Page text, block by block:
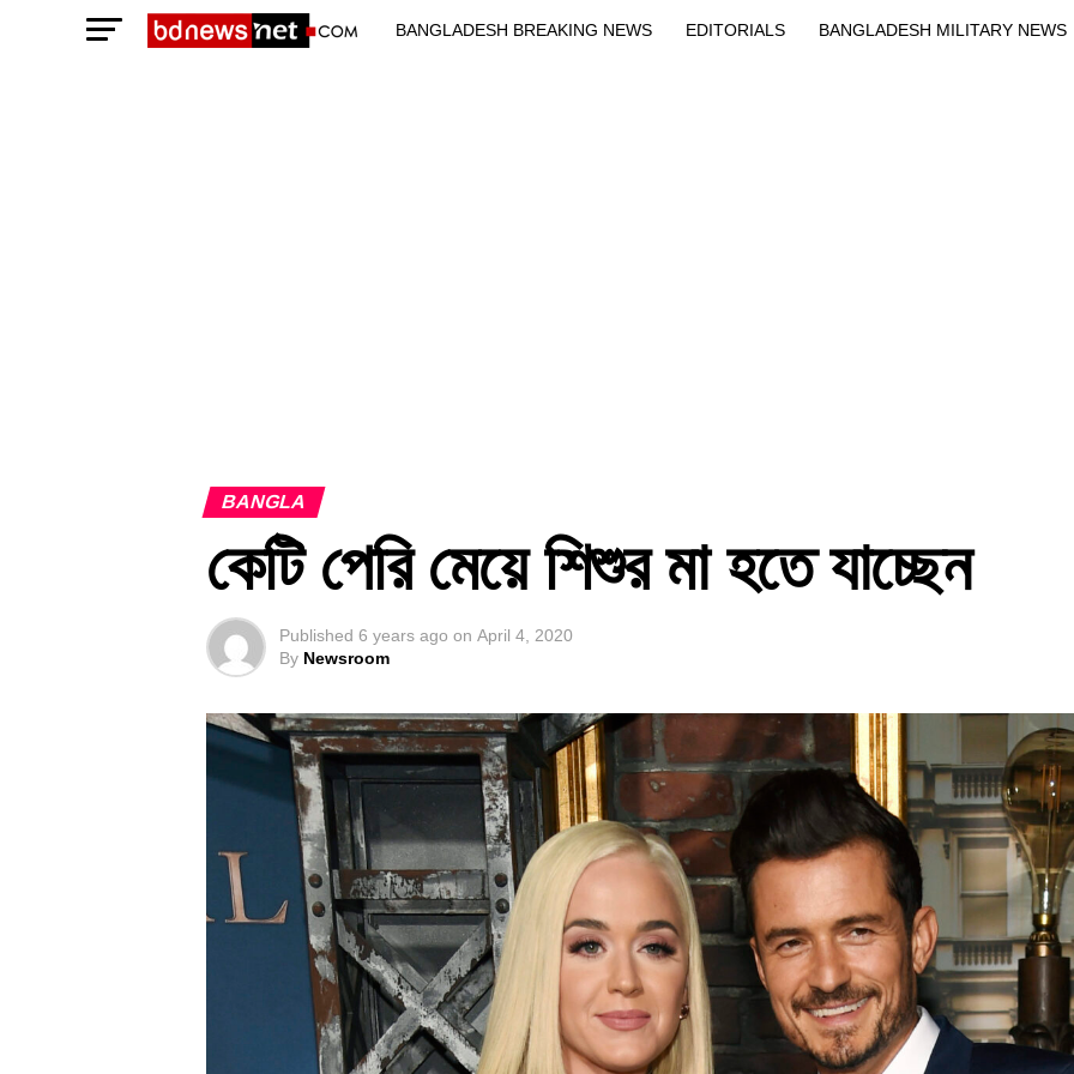
BANGLADESH BREAKING NEWS EDITORIALS BANGLADESH MILITARY NEWS
BANGLA
কেটি পেরি মেয়ে শিশুর মা হতে যাচ্ছেন
Published 6 years ago on April 4, 2020
By Newsroom